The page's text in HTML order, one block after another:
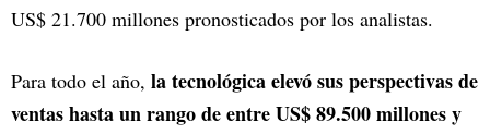
US$ 21.700 millones pronosticados por los analistas.
Para todo el año, la tecnológica elevó sus perspectivas de
ventas hasta un rango de entre US$ 89.500 millones y